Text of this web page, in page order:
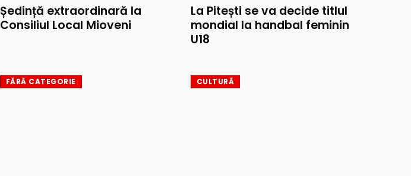
Ședință extraordinară la
Consiliul Local Mioveni
La Pitești se va decide titlul
mondial la handbal feminin
U18
FĂRĂ CATEGORIE CULTURĂ